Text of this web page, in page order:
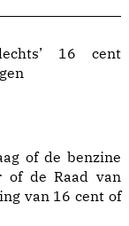
of de benzine
of de Raad van
van 16 cent of